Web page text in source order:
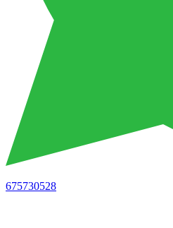
675730528